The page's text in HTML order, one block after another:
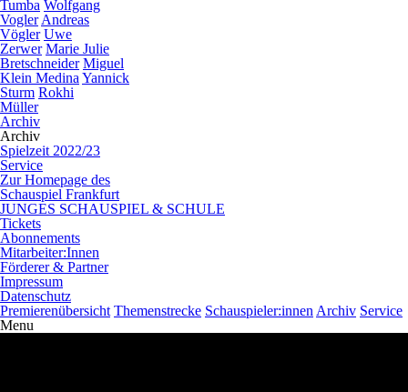
Tumba Wolfgang
Vogler Andreas
Vögler Uwe
Zerwer Marie Julie
Bretschneider Miguel
Klein Medina Yannick
Sturm Rokhi
Müller
Archiv
Archiv
Spielzeit 2022/23
Service
Zur Homepage des
Schauspiel Frankfurt
JUNGES SCHAUSPIEL & SCHULE
Tickets
Abonnements
Mitarbeiter:Innen
Förderer & Partner
Impressum
Datenschutz
Premierenübersicht Themenstrecke Schauspieler:innen Archiv Service
Menu